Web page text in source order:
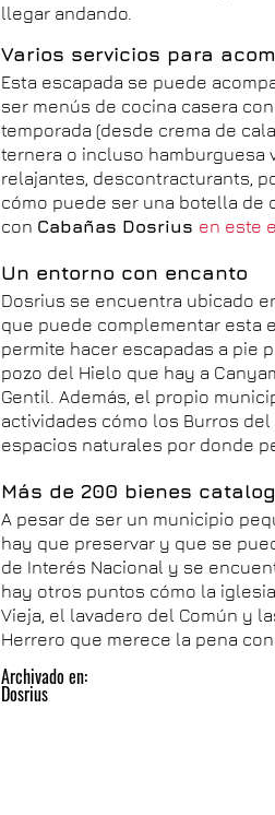
llegar andando.
Varios servicios para
Esta escapada se puede
ser menús de cocina casera
temporada (desde crema de
ternera o incluso hamburguesa
relajantes, descontracturants,
cómo puede ser una botella de
con Cabañas Dosrius en este
Un entorno con encanto
Dosrius se encuentra ubicado
que puede complementar esta
permite hacer escapadas a pie
pozo del Hielo que hay a
Gentil. Además, el propio
actividades cómo los Burros
espacios naturales por donde
Más de 200 bienes
A pesar de ser un municipio
hay que preservar y que se
de Interés Nacional y se
hay otros puntos cómo la
Vieja, el lavadero del Común y
Herrero que merece la pena
Archivado en:
Dosrius